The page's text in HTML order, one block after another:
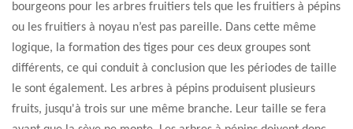
bourgeons pour les arbres fruitiers tels que les fruitiers à pépins
ou les fruitiers à noyau n’est pas pareille. Dans cette même
logique, la formation des tiges pour ces deux groupes sont
différents, ce qui conduit à conclusion que les périodes de taille
le sont également. Les arbres à pépins produisent plusieurs
fruits, jusqu'à trois sur une même branche. Leur taille se fera